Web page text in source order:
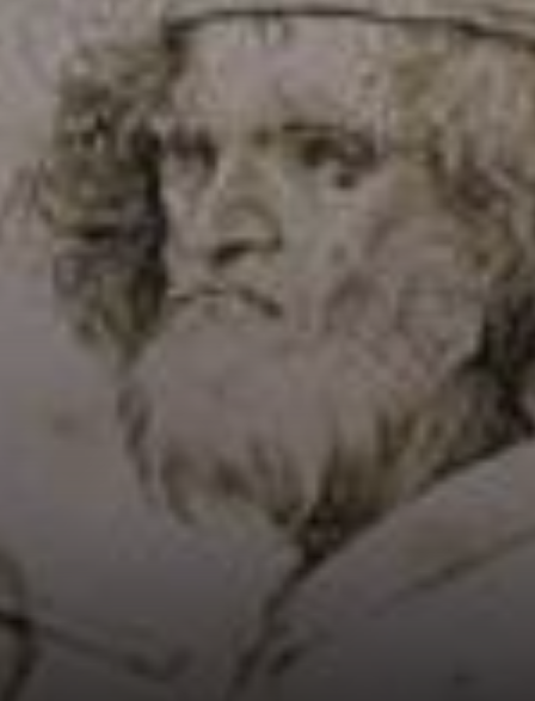
Ele nasceu entre
1525 e 1530,
provavelmente
em Breda, na
Holanda, e
começou sua
formação
artística com
Pieter Coecke van